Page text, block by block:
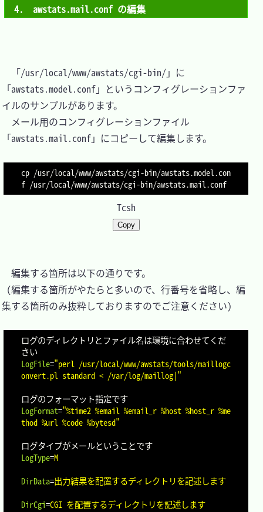
4.　awstats.mail.conf の編集
「/usr/local/www/awstats/cgi-bin/」に
「awstats.model.conf」というコンフィグレーションファ
イルのサンプルがあります。
メール用のコンフィグレーションファイル
「awstats.mail.conf」にコピーして編集します。
cp /usr/local/www/awstats/cgi-bin/awstats.model.con
f /usr/local/www/awstats/cgi-bin/awstats.mail.conf
Tcsh
Copy
編集する箇所は以下の通りです。
集する箇所のみ抜粋しておりますのでご注意ください)
ログのディレクトリとファイル名は環境に合わせてくだ
LogFile="perl /usr/local/www/awstats/tools/maillogc
onvert.pl standard < /var/log/maillog|"
LogFormat="%time2 %email %email_r %host %host_r %me
thod %url %code %bytesd"
LogType=M
DirData=出力結果を配置するディレクトリを記述します
DirCgi=CGI を配置するディレクトリを記述します